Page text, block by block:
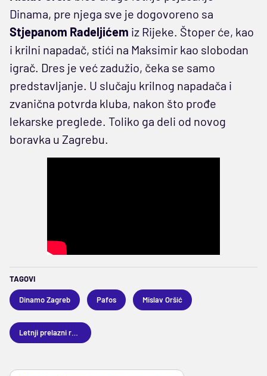
Dinama, pre njega sve je dogovoreno sa
Stjepanom Radeljićem iz Rijeke. Štoper će, kao
i krilni napadač, stići na Maksimir kao slobodan
igrač. Dres je već zadužio, čeka se samo
predstavljanje. U slučaju krilnog napadača i
zvanična potvrda kluba, nakon što prođe
lekarske preglede. Toliko ga deli od novog
boravka u Zagrebu.
TAGOVI
Dinamo Zagreb Pafos Mislav Oršić